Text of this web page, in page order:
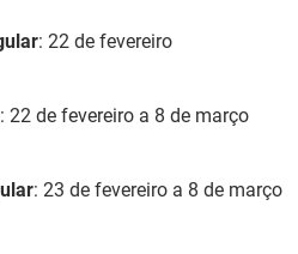
: 22 de fevereiro
: 22 de fevereiro a 8 de março
: 23 de fevereiro a 8 de março